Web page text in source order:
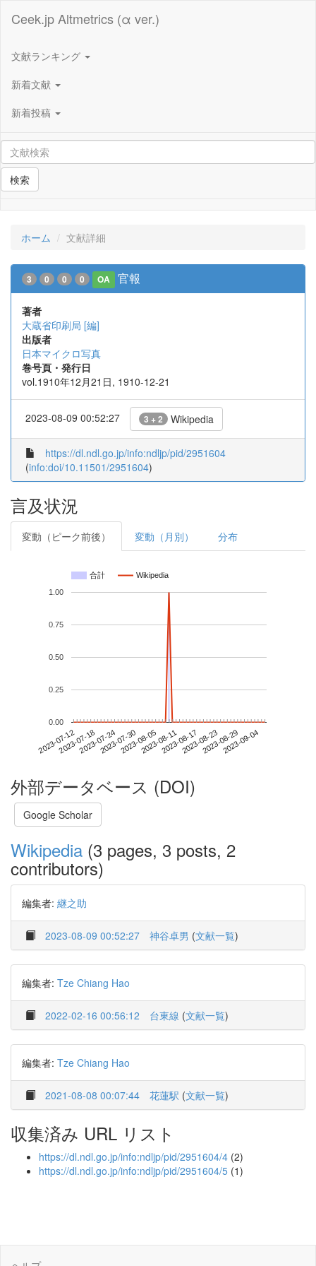
Ceek.jp Altmetrics (α ver.)
文献ランキング
新着文献
新着投稿
検索
ホーム 文献詳細
3 0 0 0 OA 官報
著者
大蔵省印刷局 [編]
出版者
日本マイクロ写真
巻号頁・発行日
vol.1910年12月21日, 1910-12-21
2023-08-09 00:52:27 3 + 2 Wikipedia
https://dl.ndl.go.jp/info:ndljp/pid/2951604
(info:doi/10.11501/2951604)
言及状況
変動（ピーク前後） 変動（月別） 分布
合計 Wikipedia
2023-07-122023-07-182023-07-242023-07-302023-08-052023-08-112023-08-172023-08-232023-08-292023-09-04
0.00
0.25
0.50
0.75
1.00
外部データベース (DOI)
Google Scholar
Wikipedia (3 pages, 3 posts, 2
contributors)
編集者: 継之助
2023-08-09 00:52:27 神谷卓男 (文献一覧)
編集者: Tze Chiang Hao
2022-02-16 00:56:12 台東線 (文献一覧)
編集者: Tze Chiang Hao
2021-08-08 00:07:44 花蓮駅 (文献一覧)
収集済み URL リスト
https://dl.ndl.go.jp/info:ndljp/pid/2951604/4 (2)
https://dl.ndl.go.jp/info:ndljp/pid/2951604/5 (1)